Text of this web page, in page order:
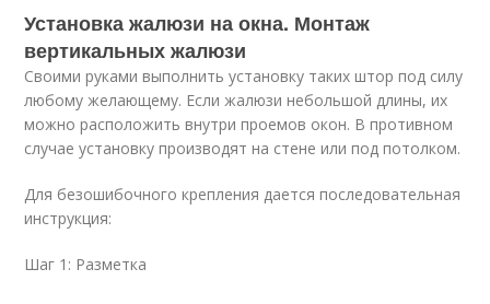
Установка жалюзи на окна. Монтаж
вертикальных жалюзи
Своими руками выполнить установку таких штор под силу
любому желающему. Если жалюзи небольшой длины, их
можно расположить внутри проемов окон. В противном
случае установку производят на стене или под потолком.
Для безошибочного крепления дается последовательная
инструкция:
Шаг 1: Разметка